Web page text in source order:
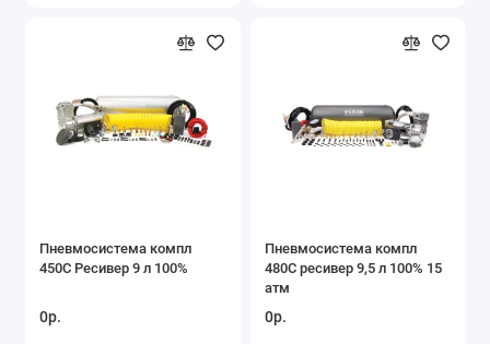
Пневмосистема компл
450С Ресивер 9 л 100%
0р.
Пневмосистема компл
480С ресивер 9,5 л 100% 15
атм
0р.